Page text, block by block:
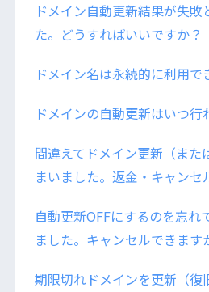
ドメイン自動更新結果が失敗
た。どうすればいいですか？
ドメイン名は永続的に利用で
ドメインの自動更新はいつ行
間違えてドメイン更新（また
まいました。返金・キャンセ
自動更新OFFにするのを忘れ
ました。キャンセルできます
期限切れドメインを更新（復